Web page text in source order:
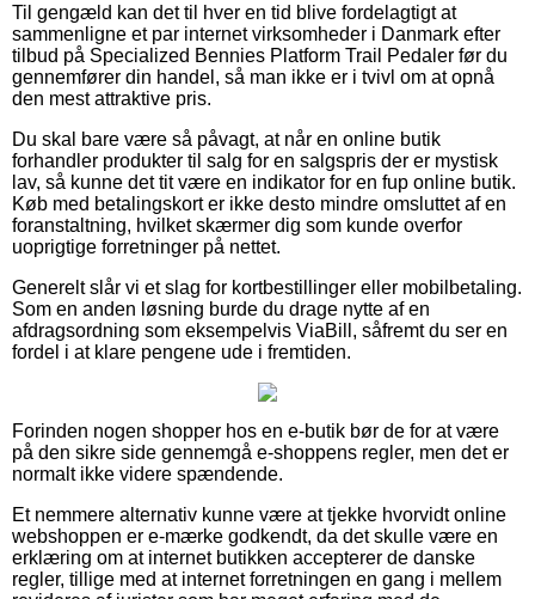
Til gengæld kan det til hver en tid blive fordelagtigt at
sammenligne et par internet virksomheder i Danmark efter
tilbud på Specialized Bennies Platform Trail Pedaler før du
gennemfører din handel, så man ikke er i tvivl om at opnå
den mest attraktive pris.
Du skal bare være så påvagt, at når en online butik
forhandler produkter til salg for en salgspris der er mystisk
lav, så kunne det tit være en indikator for en fup online butik.
Køb med betalingskort er ikke desto mindre omsluttet af en
foranstaltning, hvilket skærmer dig som kunde overfor
uoprigtige forretninger på nettet.
Generelt slår vi et slag for kortbestillinger eller mobilbetaling.
Som en anden løsning burde du drage nytte af en
afdragsordning som eksempelvis ViaBill, såfremt du ser en
fordel i at klare pengene ude i fremtiden.
Forinden nogen shopper hos en e-butik bør de for at være
på den sikre side gennemgå e-shoppens regler, men det er
normalt ikke videre spændende.
Et nemmere alternativ kunne være at tjekke hvorvidt online
webshoppen er e-mærke godkendt, da det skulle være en
erklæring om at internet butikken accepterer de danske
regler, tillige med at internet forretningen en gang i mellem